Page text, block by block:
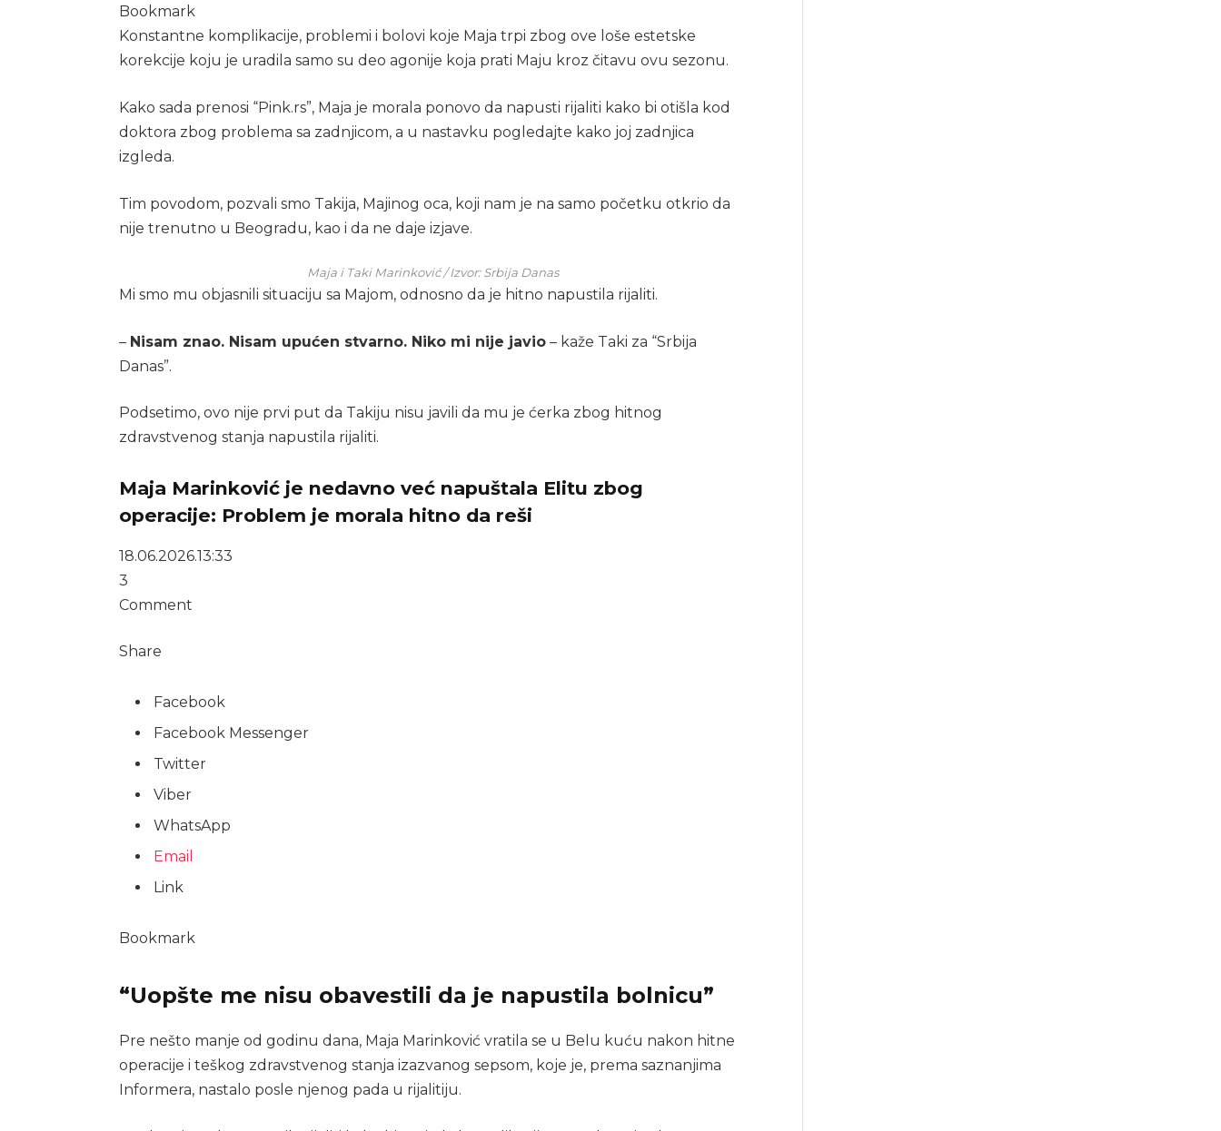
Bookmark
Konstantne komplikacije, problemi i bolovi koje Maja trpi zbog ove loše estetske
korekcije koju je uradila samo su deo agonije koja prati Maju kroz čitavu ovu sezonu.
Kako sada prenosi “Pink.rs”, Maja je morala ponovo da napusti rijaliti kako bi otišla kod
doktora zbog problema sa zadnjicom, a u nastavku pogledajte kako joj zadnjica
izgleda.
Tim povodom, pozvali smo Takija, Majinog oca, koji nam je na samo početku otkrio da
nije trenutno u Beogradu, kao i da ne daje izjave.
Maja i Taki Marinković / Izvor: Srbija Danas
Mi smo mu objasnili situaciju sa Majom, odnosno da je hitno napustila rijaliti.
– Nisam znao. Nisam upućen stvarno. Niko mi nije javio – kaže Taki za “Srbija
Danas”.
Podsetimo, ovo nije prvi put da Takiju nisu javili da mu je ćerka zbog hitnog
zdravstvenog stanja napustila rijaliti.
Maja Marinković je nedavno već napuštala Elitu zbog
operacije: Problem je morala hitno da reši
18.06.2026.13:33
3
Comment
Share
Facebook
Facebook Messenger
Twitter
Viber
WhatsApp
Email
Link
Bookmark
“Uopšte me nisu obavestili da je napustila bolnicu”
Pre nešto manje od godinu dana, Maja Marinković vratila se u Belu kuću nakon hitne
operacije i teškog zdravstvenog stanja izazvanog sepsom, koje je, prema saznanjima
Informera, nastalo posle njenog pada u rijalitiju.